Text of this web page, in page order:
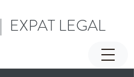
| EXPAT LEGAL